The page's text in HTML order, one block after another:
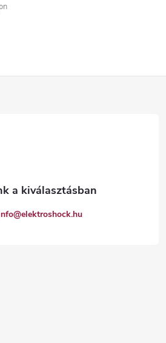
@elektroshock.hu